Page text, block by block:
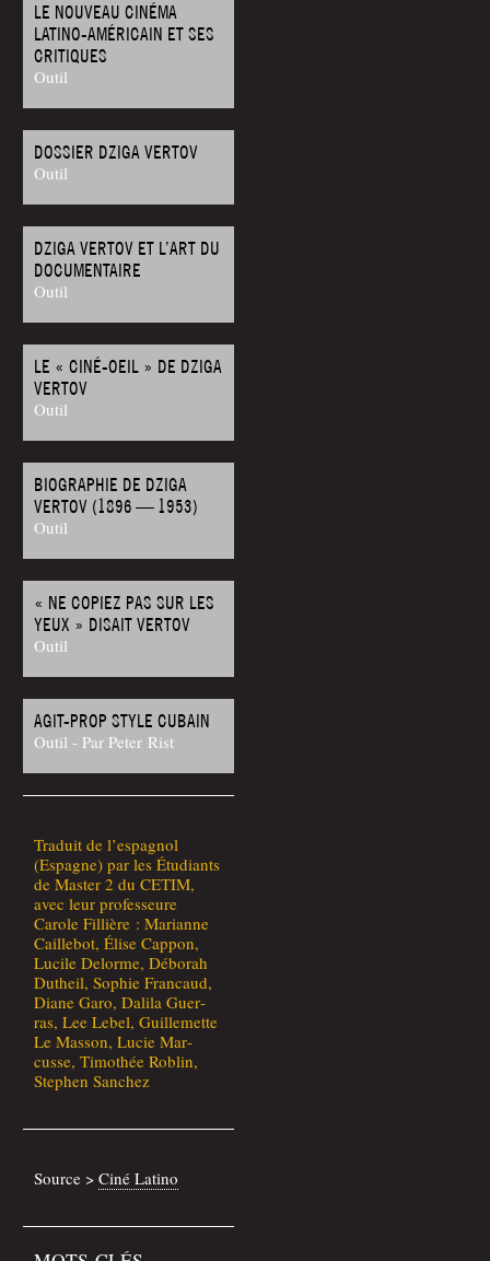
LE NOUVEAU CINÉMA
LATINO-AMÉRICAIN ET SES
CRITIQUES
Outil
DOSSIER DZIGA VERTOV
Outil
DZIGA VERTOV ET L’ART DU
DOCUMENTAIRE
Outil
LE « CINÉ-OEIL » DE DZIGA
VERTOV
Outil
BIOGRAPHIE DE DZIGA
VERTOV (1896 — 1953)
Outil
« NE COPIEZ PAS SUR LES
YEUX » DISAIT VERTOV
Outil
AGIT-PROP STYLE CUBAIN
Outil - Par Peter Rist
Tra­duit de l’espagnol
(Espagne) par les Étu­diants
de Mas­ter 2 du CETIM,
avec leur pro­fes­seure
Carole Fillière : Marianne
Caille­bot, Élise Cap­pon,
Lucile Delorme, Débo­rah
Dutheil, Sophie Fran­caud,
Diane Garo, Dali­la Guer­
ras, Lee Lebel, Guille­mette
Le Mas­son, Lucie Mar­
cusse, Timo­thée Roblin,
Ste­phen Sanchez
Source >Ciné Lati­no